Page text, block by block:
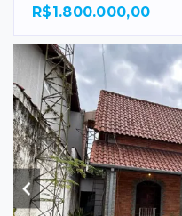
R$1.800.000,00